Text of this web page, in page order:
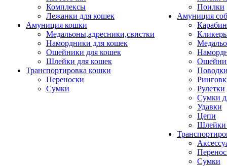
Комплексы
Лежанки для кошек
Амуниция кошки
Медальоны,адресники,свистки
Намордники для кошек
Ошейники для кошек
Шлейки для кошек
Транспортировка кошки
Переноски
Сумки
Поилки
Амуниция
Рулетки
Сумки
Удавки
Цепи
Шлейки
Сумки